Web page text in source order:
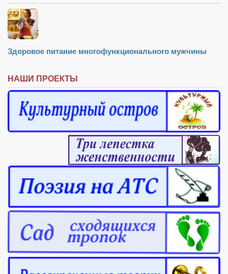
Здоровое питание многофункционального мужчины
НАШИ ПРОЕКТЫ